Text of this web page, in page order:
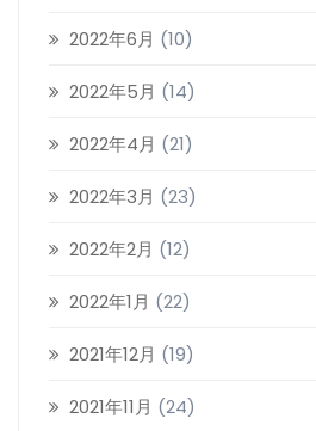
2022年6月 (10)
2022年5月 (14)
2022年4月 (21)
2022年3月 (23)
2022年2月 (12)
2022年1月 (22)
2021年12月 (19)
2021年11月 (24)